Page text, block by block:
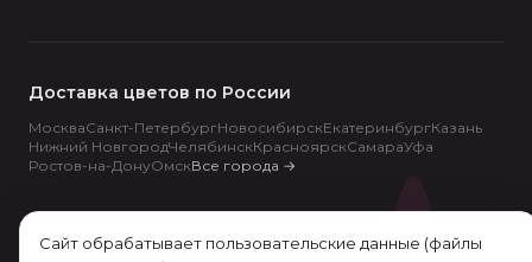
Доставка цветов по России
МоскваСанкт-ПетербургНовосибирскЕкатеринбургКазань
Нижний НовгородЧелябинскКрасноярскСамараУфа
Ростов-на-ДонуОмскВсе города →
Сайт обрабатывает пользовательские данные (файлы